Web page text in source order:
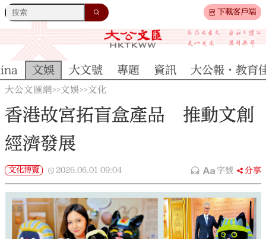
下載客戶端
文娛 大文號 專題 資訊 大公報·教育
大公文匯網>>文娛>>文化
香港故宮拓盲盒產品 推動文創
經濟發展
文化博覽 2026.06.01 09:04 字號 分享